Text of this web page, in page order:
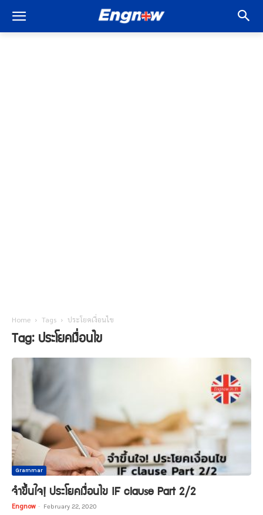
Home Tags ประโยคเงื่อนไข
Tag: ประโยคเงื่อนไข
Grammar
จำขึ้นใจ! ประโยคเงื่อนไข IF clause Part 2/2
Engnow - February 22, 2020